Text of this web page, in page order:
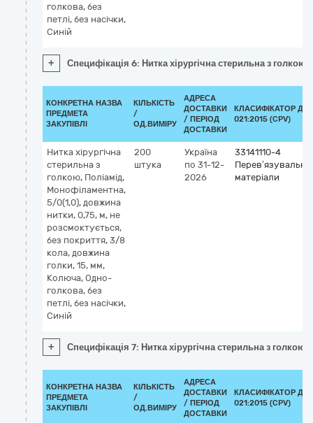
голкова, без
петлі, без насічки,
Синій
+ Специфікація 6: Нитка хірургічна стерильна з
КОНКРЕТНА НАЗВА
ПРЕДМЕТА
ЗАКУПІВЛІ
КІЛЬКІСТЬ
/
ОД.ВИМІРУ
АДРЕСА
ДОСТАВКИ
/ ПЕРІОД
ДОСТАВКИ
КЛАСИФІКАТОР ДК
021:2015 (CPV)
Нитка хірургічна
стерильна з
голкою, Поліамід,
Монофіламентна,
5/0(1,0), довжина
нитки, 0,75, м, не
розсмоктується,
без покриття, 3/8
кола, довжина
голки, 15, мм,
Колюча, Одно-
голкова, без
петлі, без насічки,
Синій
200
штука
Україна
по 31-12-
2026
33141110-4
Перев’язувальні
матеріали
+ Специфікація 7: Нитка хірургічна стерильна з
КОНКРЕТНА НАЗВА
ПРЕДМЕТА
ЗАКУПІВЛІ
КІЛЬКІСТЬ
/
ОД.ВИМІРУ
АДРЕСА
ДОСТАВКИ
/ ПЕРІОД
ДОСТАВКИ
КЛАСИФІКАТОР ДК
021:2015 (CPV)